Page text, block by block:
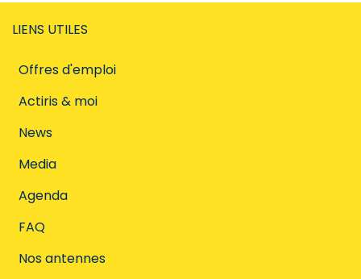
LIENS UTILES
Offres d'emploi
Actiris & moi
News
Media
Agenda
FAQ
Nos antennes